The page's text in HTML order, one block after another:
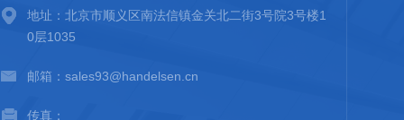
地址：北京市顺义区南法信镇金关北二街3号院3号楼1
0层1035
邮箱：sales93@handelsen.cn
传真：